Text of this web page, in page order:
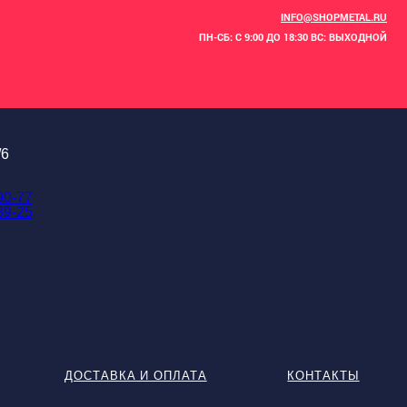
INFO@SHOPMETAL.RU
ПН-СБ: С 9:00 ДО 18:30 ВС: ВЫХОДНОЙ
77
25
ДОСТАВКА И ОПЛАТА КОНТАКТЫ